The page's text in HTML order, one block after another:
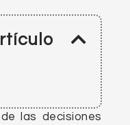
las decisiones